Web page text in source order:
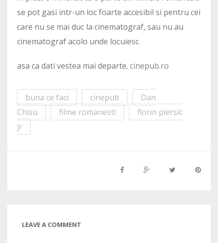
se pot gasi intr-un loc foarte accesibil si pentru cei
care nu se mai duc la cinematograf, sau nu au
cinematograf acolo unde locuiesc.
asa ca dati vestea mai departe. cinepub.ro
buna ce faci cinepub
Dan
Chisu
filme romanesti
florin piersic
jr
LEAVE A COMMENT